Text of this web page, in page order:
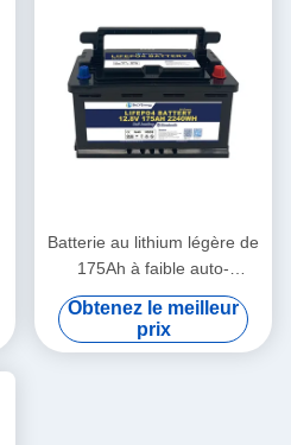
Batterie au lithium légère de
175Ah à faible auto-
décharge 3.5V Cell
Balancing
Obtenez le meilleur
prix